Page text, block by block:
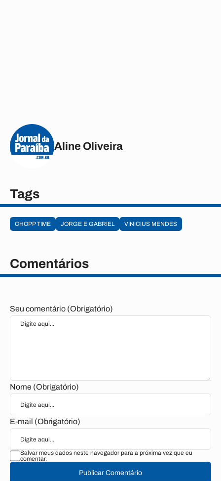
Aline Oliveira
Tags
CHOPP TIME JORGE E GABRIEL VINICIUS MENDES
Comentários
Seu comentário (Obrigatório)
Nome (Obrigatório)
E-mail (Obrigatório)
Salvar meus dados neste navegador para a próxima vez que eu
comentar.
Publicar Comentário